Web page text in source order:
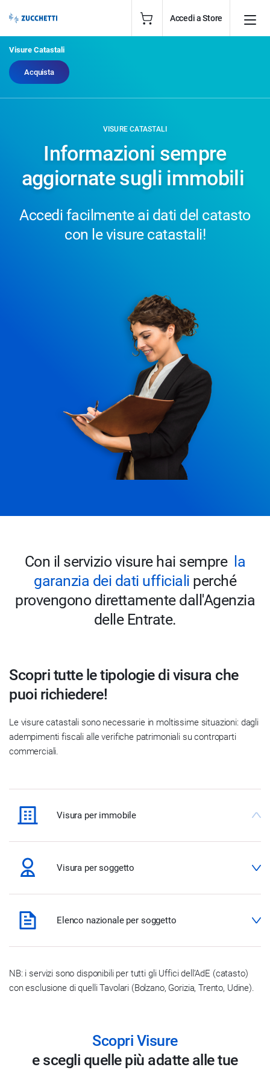
Accedi a Store
Visure Catastali
Acquista
VISURE CATASTALI
Informazioni sempre
aggiornate sugli immobili
Accedi facilmente ai dati del catasto
con le visure catastali!
Con il servizio visure hai sempre la
garanzia dei dati ufficiali perché
provengono direttamente dall'Agenzia
delle Entrate.
Scopri tutte le tipologie di visura che
puoi richiedere!
Le visure catastali sono necessarie in moltissime situazioni: dagli
adempimenti fiscali alle verifiche patrimoniali su controparti
commerciali.
Visura per immobile
Visura per soggetto
Elenco nazionale per soggetto
NB: i servizi sono disponibili per tutti gli Uffici dell’AdE (catasto)
con esclusione di quelli Tavolari (Bolzano, Gorizia, Trento, Udine).
Scopri Visure
e scegli quelle più adatte alle tue